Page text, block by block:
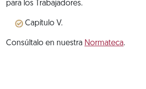
para los Trabajadores.
Capítulo V.
Consúltalo en nuestra Normateca.